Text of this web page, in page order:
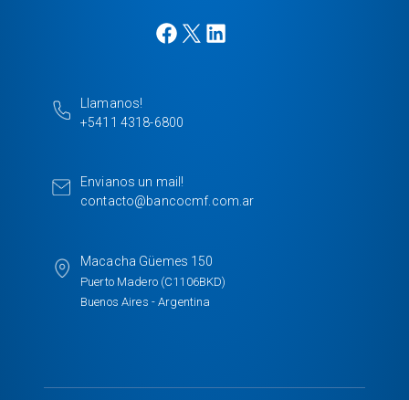
Llamanos!
+5411 4318-6800
Envianos un mail!
contacto@bancocmf.com.ar
Macacha Güemes 150
Puerto Madero (C1106BKD)
Buenos Aires - Argentina
F
b
X
L